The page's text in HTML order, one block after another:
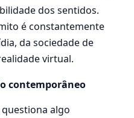
dos sentidos.
é constantemente
da sociedade de
virtual.
contemporâneo
algo